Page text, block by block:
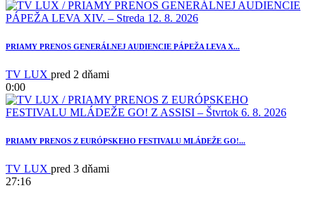
PRIAMY PRENOS GENERÁLNEJ AUDIENCIE PÁPEŽA LEVA X...
TV LUX pred 2 dňami
0:00
PRIAMY PRENOS Z EURÓPSKEHO FESTIVALU MLÁDEŽE GO!...
TV LUX pred 3 dňami
27:16